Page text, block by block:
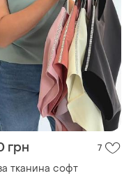
грн 7
тканина софт